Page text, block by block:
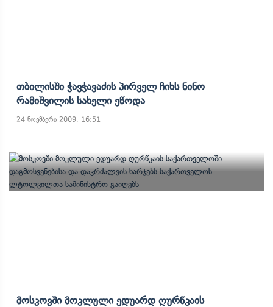
Თბილისში Ჭავჭავაძის Პირველ Ჩიხს Ნინო
Რამიშვილის Სახელი Ეწოდა
24 ნოემბერი 2009, 16:51
Მოსკოვში Მოკლული Ედუარდ Ღურწკაის